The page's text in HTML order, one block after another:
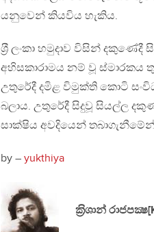
යනුවෙන් කියවිය හැකිය.
ශ‍්‍රී ලංකා හමුදාව විසින්
අහිසකාරාමය නම් වූ ස්මාරකය
උතුරේදී දමිළ විමුක්ති කොටි
බලාය. උතුරේදී සිදුවූ සියල්ල
සාක්ෂිය අවදියෙන්
by – yukthiya
ක‍්‍රිශාන්